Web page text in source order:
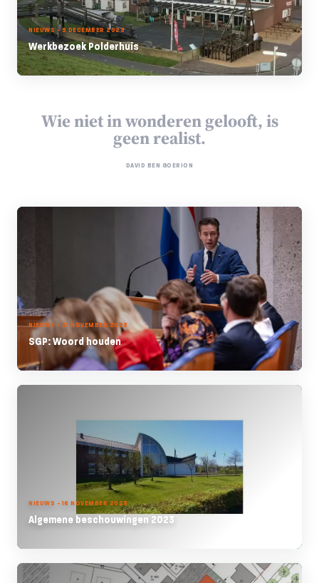
NIEUWS - 9 DECEMBER 2023
Werkbezoek Polderhuis
Wie niet in wonderen gelooft, is
geen realist.
DAVID BEN GOERION
NIEUWS - 21 NOVEMBER 2023
SGP: Woord houden
NIEUWS - 16 NOVEMBER 2023
Algemene beschouwingen 2023